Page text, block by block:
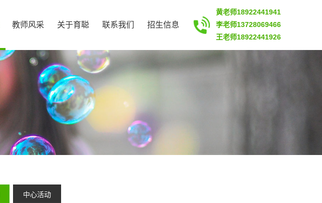
教师风采 关于育聪 联系我们 招生信息
黄老师18922441941
李老师13728069466
王老师18922441926
中心活动